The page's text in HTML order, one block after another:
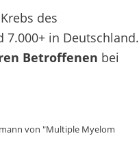
des
7.000+ in Deutschland.
Betroffenen bei
von "Multiple Myelom